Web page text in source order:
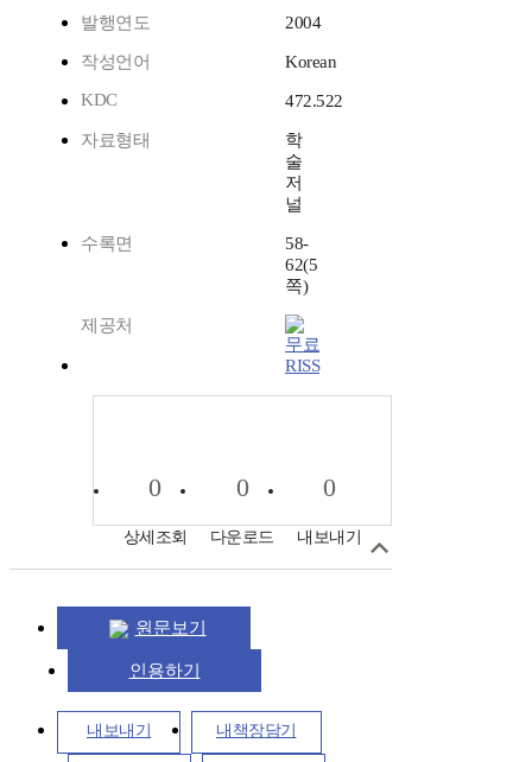
발행연도 2004
작성언어
Korean
KDC
472.522
자료형태
학
술
저
널
수록면
58-
62(5
쪽)
제공처
RISS
0
상세조회
0
다운로드
0
내보내기
원문보기
인용하기
내보내기 내책장담기